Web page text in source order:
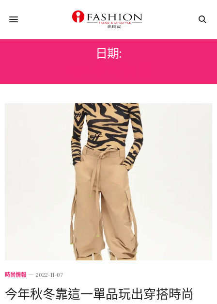
日期:
時尚情報 2022-11-07
今年秋冬靠這一單品玩出穿搭時尚